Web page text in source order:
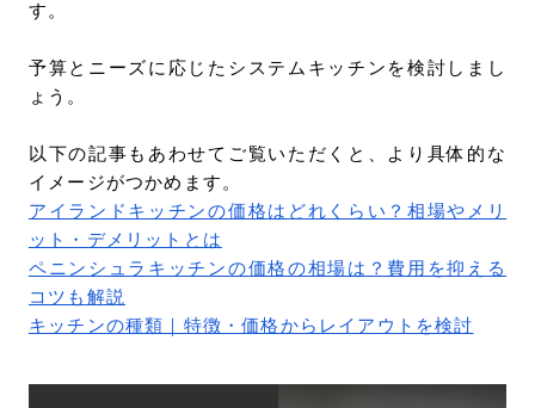
す。
予算とニーズに応じたシステムキッチンを検討しまし
ょう。
以下の記事もあわせてご覧いただくと、より具体的な
イメージがつかめます。
アイランドキッチンの価格はどれくらい？相場やメリ
ット・デメリットとは
ペニンシュラキッチンの価格の相場は？費用を抑える
コツも解説
キッチンの種類｜特徴・価格からレイアウトを検討